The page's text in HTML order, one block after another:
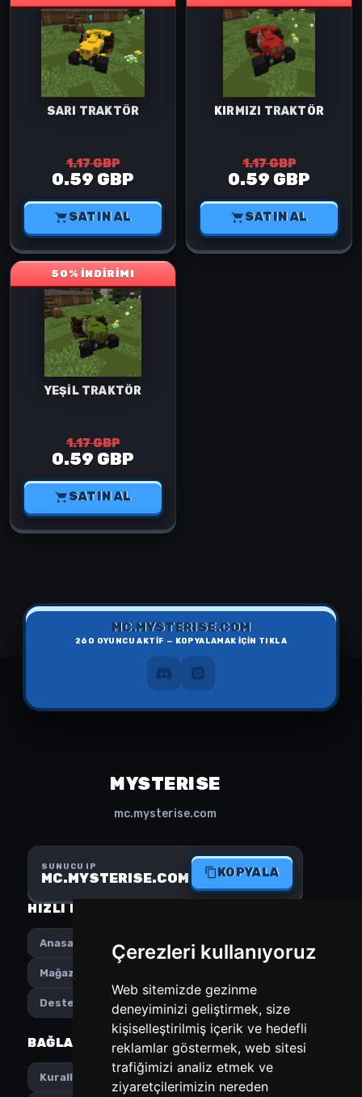
Çerezleri kullanıyoruz
Web sitemizde gezinme
deneyiminizi geliştirmek, size
kişiselleştirilmiş içerik ve hedefli
reklamlar göstermek, web sitesi
trafiğimizi analiz etmek ve
ziyaretçilerimizin nereden
SARI TRAKTÖR
1.17 GBP
0.59 GBP
SATIN AL
KIRMIZI TRAKTÖR
1.17 GBP
0.59 GBP
SATIN AL
50% İNDİRİM!
YEŞİL TRAKTÖR
1.17 GBP
0.59 GBP
SATIN AL
MC.MYSTERISE.COM
260 OYUNCU AKTİF — KOPYALAMAK İÇİN TIKLA
MYSTERISE
mc.mysterise.com
SUNUCU IP
MC.MYSTERISE.COM KOPYALA
HIZLI MENÜ
Anasayfa
Mağaza
Destek
Instagram
BAĞLANTILAR
Kurallar
TERCIHLER
Türkçe